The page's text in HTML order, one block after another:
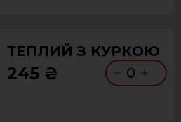
ТЕПЛИЙ З КУРКОЮ
245 ₴ 0